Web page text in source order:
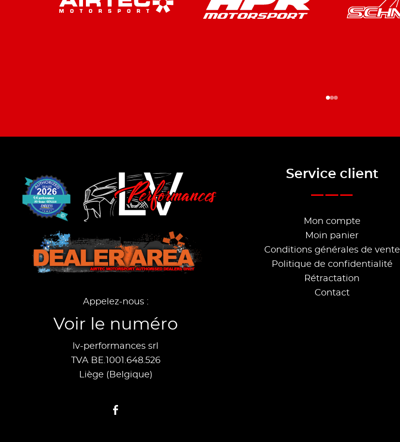
Service client
Mon compte
Moin panier
Conditions générales de vente
Politique de confidentialité
Rétractation
Contact
Appelez-nous :
Voir le numéro
lv-performances srl
TVA BE.1001.648.526
Liège (Belgique)